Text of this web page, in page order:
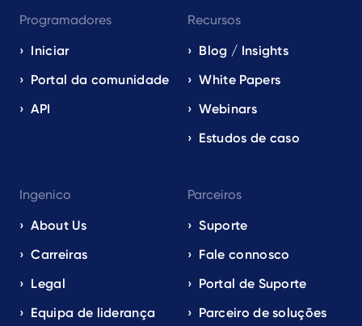
Programadores
Iniciar
Portal da comunidade
API
Recursos
Blog / Insights
White Papers
Webinars
Estudos de caso
Ingenico
About Us
Carreiras
Legal
Equipa de liderança
Parceiros
Suporte
Fale connosco
Portal de Suporte
Parceiro de soluções